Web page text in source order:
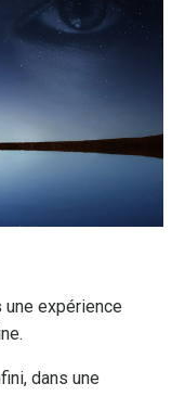
expérience
dans une